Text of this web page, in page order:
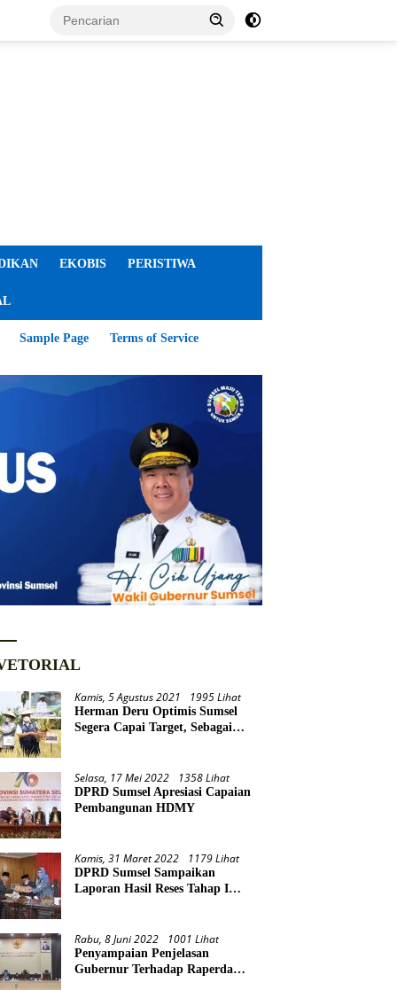
EKOBIS PERISTIWA
Sample Page Terms of Service
Kamis, 5 Agustus 2021 1995 Lihat
Herman Deru Optimis Sumsel
Segera Capai Target, Sebagai
Selasa, 17 Mei 2022 1358 Lihat
DPRD Sumsel Apresiasi Capaian
Pembangunan HDMY
Kamis, 31 Maret 2022 1179 Lihat
DPRD Sumsel Sampaikan
Laporan Hasil Reses Tahap I
Rabu, 8 Juni 2022 1001 Lihat
Penyampaian Penjelasan
Gubernur Terhadap Raperda